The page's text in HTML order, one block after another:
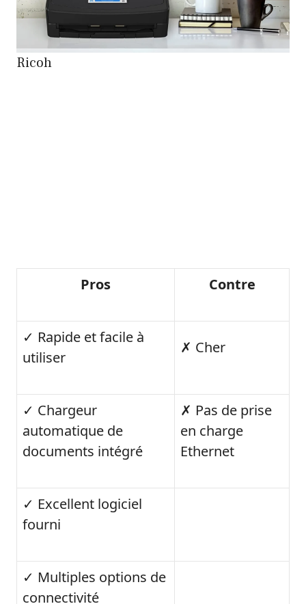
Ricoh
Pros Contre
✓ Rapide et facile à
utiliser
✗ Cher
✓ Chargeur
automatique de
documents intégré
✗ Pas de prise
en charge
Ethernet
✓ Excellent logiciel
fourni
✓ Multiples options de
connectivité